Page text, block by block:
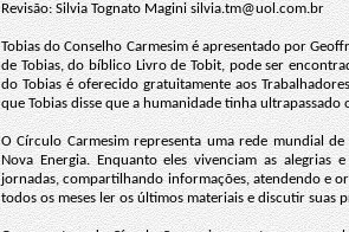
Revisão: Silvia Tognato Maginisilvia.tm@uol.com.br
Tobias do Conselho Carmesim é apresentado por
de Tobias, do bíblico Livro de Tobit, pode ser
do Tobias é oferecido gratuitamente aos
que Tobias disse que a humanidade tinha
O Círculo Carmesim representa uma rede mundial
Nova Energia. Enquanto eles vivenciam as alegrias
jornadas, compartilhando informações, atendendo e
todos os meses ler os últimos materiais e discutir suas